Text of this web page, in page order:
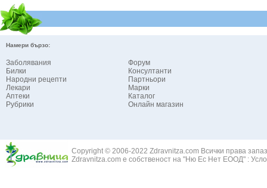
Намери бързо:
Заболявания
Билки
Народни рецепти
Лекари
Аптеки
Рубрики
Форум
Консултанти
Партньори
Марки
Каталог
Онлайн магазин
Copyright © 2006-2022 Zdravnitza.com Всички права
Zdravnitza.com е собственост на "Ню Ес Нет ЕООД" :